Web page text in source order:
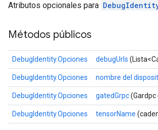
Atributos opcionales para
Métodos públicos
DebugIdentity.Opciones debugUrls
DebugIdentity.Opciones nombre del
DebugIdentity.Opciones gatedGrpc
DebugIdentity.Opciones tensorName